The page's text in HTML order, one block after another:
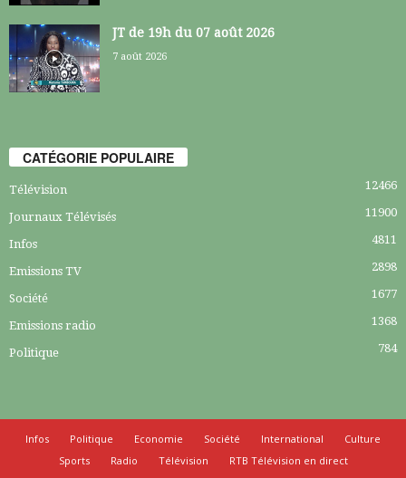
JT de 19h du 07 août 2026
7 août 2026
CATÉGORIE POPULAIRE
Télévision 12466
Journaux Télévisés 11900
Infos 4811
Emissions TV 2898
Société 1677
Emissions radio 1368
Politique 784
Infos Politique Economie Société International
Culture
Sports
Radio Télévision
RTB Télévision en direct